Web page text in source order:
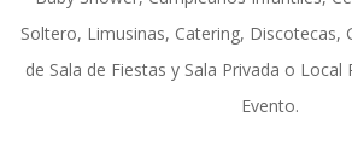
Soltero, Limusinas, Catering, Discotecas,
de Sala de Fiestas y Sala Privada o
Evento.